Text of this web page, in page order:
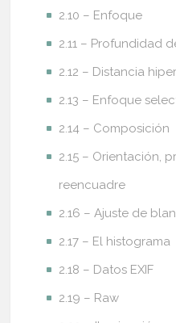
2.10 – Enfoque
2.11 – Profundidad
2.12 – Distancia
2.13 – Enfoque
2.14 – Composición
2.15 – Orientación,
reencuadre
2.16 – Ajuste de
2.17 – El histograma
2.18 – Datos EXIF
2.19 – Raw